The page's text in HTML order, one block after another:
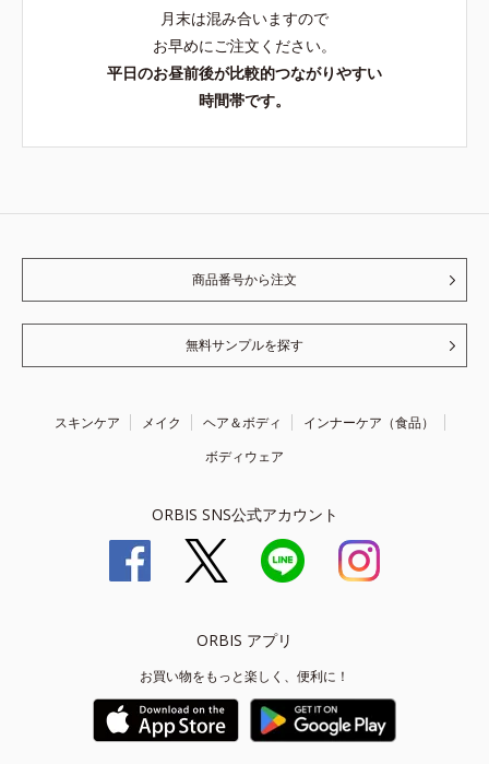
月末は混み合いますので
お早めにご注文ください。
平日のお昼前後が比較的つながりやすい
時間帯です。
商品番号から注文
無料サンプルを探す
スキンケア メイク ヘア＆ボディ
インナーケア（食品）
ボディウェア
ORBIS SNS公式アカウント
ORBIS アプリ
お買い物をもっと楽しく、便利に！